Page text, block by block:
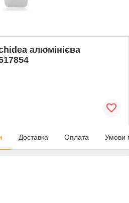
алюмінієва
Доставка Оплата Умови